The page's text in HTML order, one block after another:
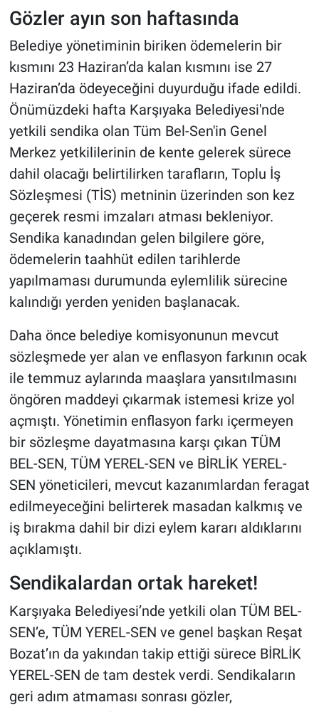
Gözler ayın son haftasında
Belediye yönetiminin biriken ödemelerin bir
kısmını 23 Haziran’da kalan kısmını ise 27
Haziran’da ödeyeceğini duyurduğu ifade edildi.
Önümüzdeki hafta Karşıyaka Belediyesi'nde
yetkili sendika olan Tüm Bel-Sen'in Genel
Merkez yetkililerinin de kente gelerek sürece
dahil olacağı belirtilirken tarafların, Toplu İş
Sözleşmesi (TİS) metninin üzerinden son kez
geçerek resmi imzaları atması bekleniyor.
Sendika kanadından gelen bilgilere göre,
ödemelerin taahhüt edilen tarihlerde
yapılmaması durumunda eylemlilik sürecine
kalındığı yerden yeniden başlanacak.
Daha önce belediye komisyonunun mevcut
sözleşmede yer alan ve enflasyon farkının ocak
ile temmuz aylarında maaşlara yansıtılmasını
öngören maddeyi çıkarmak istemesi krize yol
açmıştı. Yönetimin enflasyon farkı içermeyen
bir sözleşme dayatmasına karşı çıkan TÜM
BEL-SEN, TÜM YEREL-SEN ve BİRLİK YEREL-
SEN yöneticileri, mevcut kazanımlardan feragat
edilmeyeceğini belirterek masadan kalkmış ve
iş bırakma dahil bir dizi eylem kararı aldıklarını
açıklamıştı.
Sendikalardan ortak hareket!
Karşıyaka Belediyesi’nde yetkili olan TÜM BEL-
SEN’e, TÜM YEREL-SEN ve genel başkan Reşat
Bozat’ın da yakından takip ettiği sürece BİRLİK
YEREL-SEN de tam destek verdi. Sendikaların
geri adım atmaması sonrası gözler,